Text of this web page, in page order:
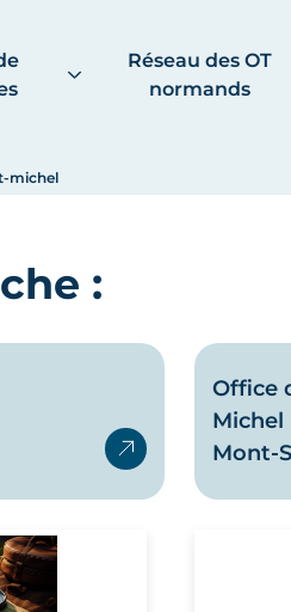
Réseau des OT
normands
michel
:
Office
Michel
Mont-